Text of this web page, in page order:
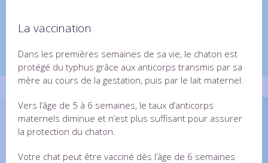
La vaccination
Dans les premières semaines de sa vie, le chaton est
protégé du typhus grâce aux anticorps transmis par sa
mère au cours de la gestation, puis par le lait maternel.
Vers l’âge de 5 à 6 semaines, le taux d’anticorps
maternels diminue et n’est plus suffisant pour assurer
la protection du chaton.
Votre chat peut être vacciné dès l’âge de 6 semaines